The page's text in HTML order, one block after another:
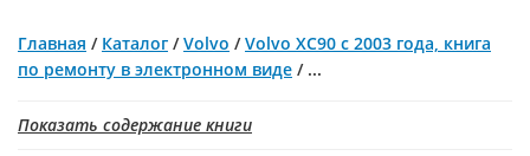
Главная / Каталог /Volvo /Volvo XC90 с 2003 года, книга
по ремонту в электронном виде / ...
Показать содержание книги